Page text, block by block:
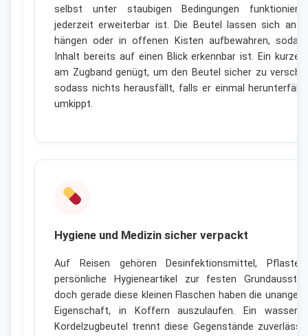
selbst unter staubigen Bedingungen
jederzeit erweiterbar ist. Die Beutel lassen sich an
hängen oder in offenen Kisten aufbewahren,
Inhalt bereits auf einen Blick erkennbar ist. Ein kurzer
am Zugband genügt, um den Beutel sicher zu
sodass nichts herausfällt, falls er einmal herunterfällt
umkippt.
Hygiene und Medizin sicher verpackt
Auf Reisen gehören Desinfektionsmittel,
persönliche Hygieneartikel zur festen
doch gerade diese kleinen Flaschen haben die
Eigenschaft, in Koffern auszulaufen. Ein
Kordelzugbeutel trennt diese Gegenstände